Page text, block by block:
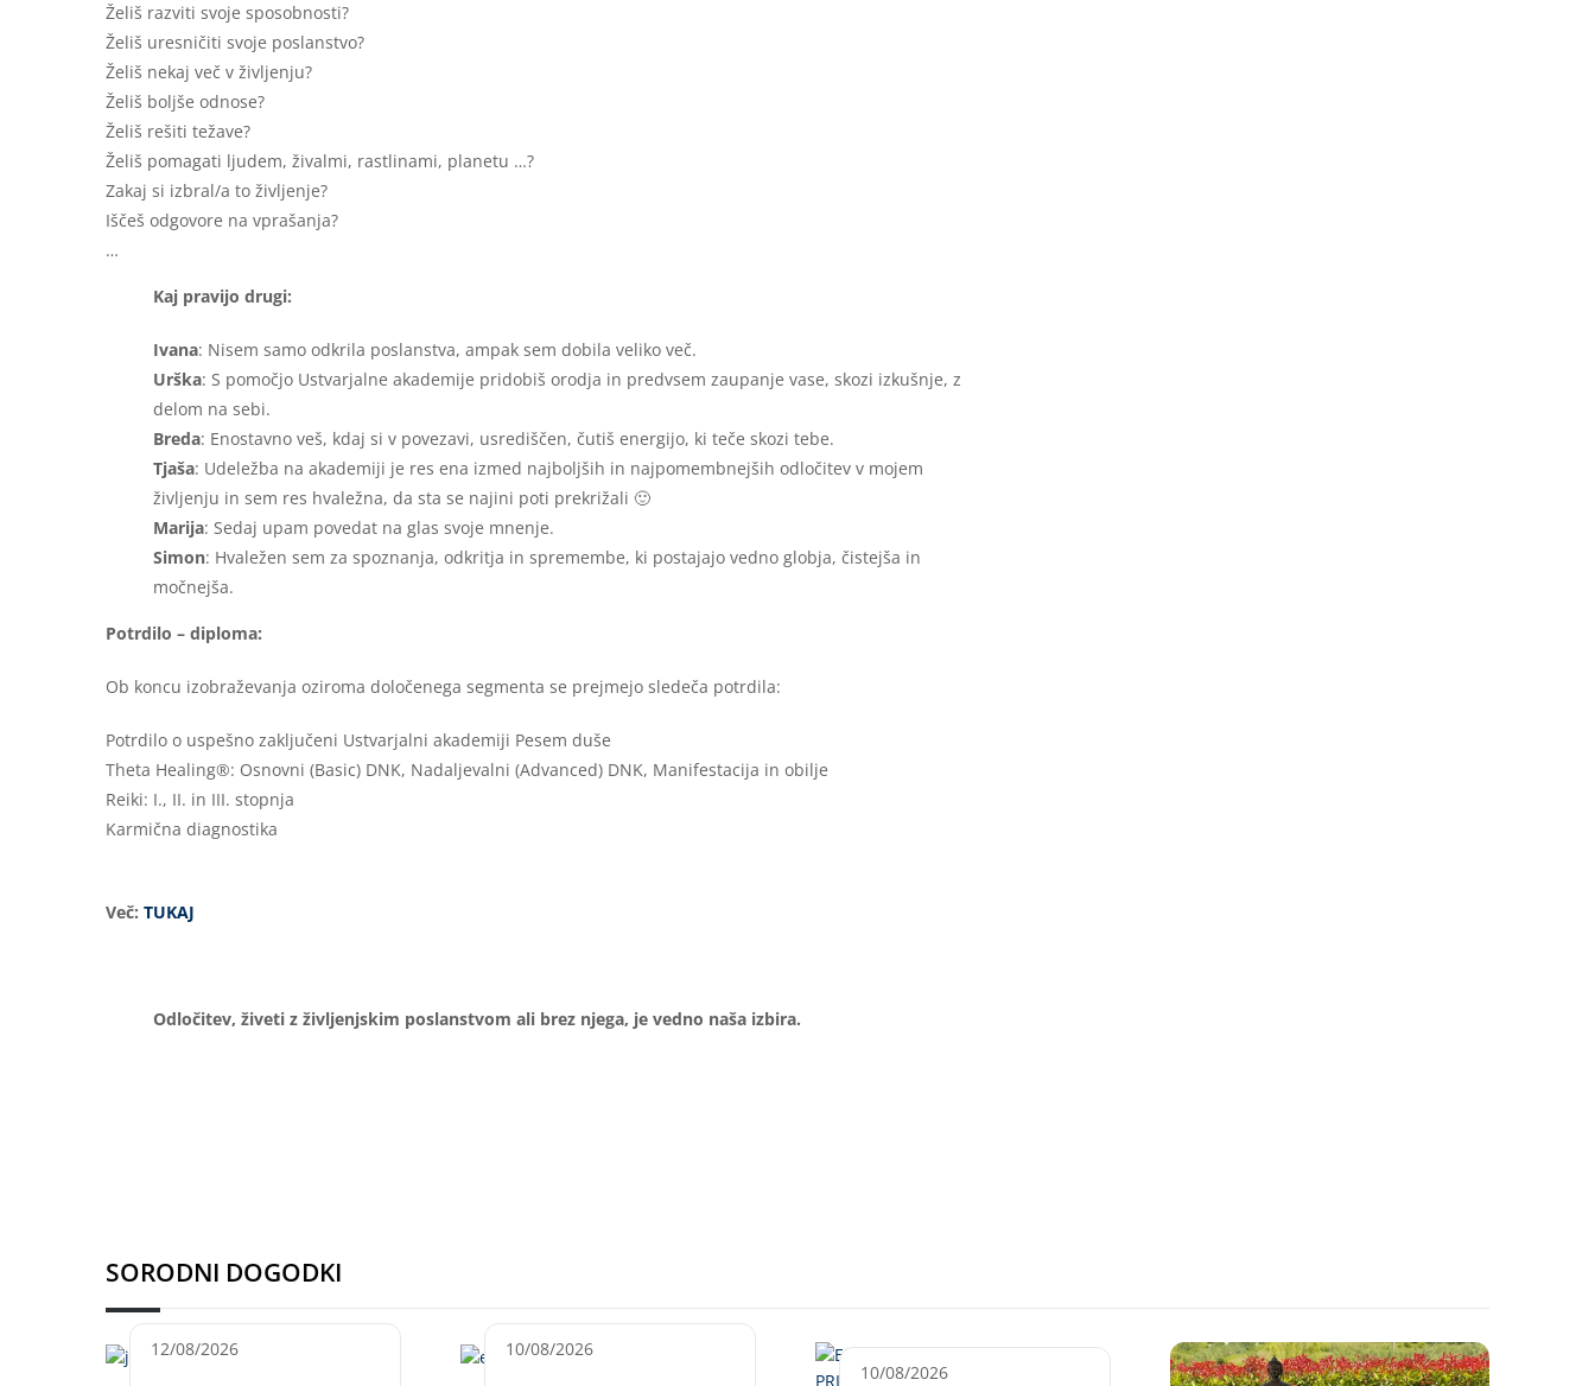
Želiš razviti svoje sposobnosti?
Želiš uresničiti svoje poslanstvo?
Želiš nekaj več v življenju?
Želiš boljše odnose?
Želiš rešiti težave?
Želiš pomagati ljudem, živalmi, rastlinami, planetu …?
Zakaj si izbral/a to življenje?
Iščeš odgovore na vprašanja?
…
Kaj pravijo drugi:
Ivana: Nisem samo odkrila poslanstva, ampak sem dobila veliko več.
Urška: S pomočjo Ustvarjalne akademije pridobiš orodja in predvsem zaupanje vase, skozi izkušnje, z
delom na sebi.
Breda: Enostavno veš, kdaj si v povezavi, usrediščen, čutiš energijo, ki teče skozi tebe.
Tjaša: Udeležba na akademiji je res ena izmed najboljših in najpomembnejših odločitev v mojem
življenju in sem res hvaležna, da sta se najini poti prekrižali 🙂
Marija: Sedaj upam povedat na glas svoje mnenje.
Simon: Hvaležen sem za spoznanja, odkritja in spremembe, ki postajajo vedno globja, čistejša in
močnejša.
Potrdilo – diploma:
Ob koncu izobraževanja oziroma določenega segmenta se prejmejo sledeča potrdila:
Potrdilo o uspešno zaključeni Ustvarjalni akademiji Pesem duše
Theta Healing®: Osnovni (Basic) DNK, Nadaljevalni (Advanced) DNK, Manifestacija in obilje
Reiki: I., II. in III. stopnja
Karmična diagnostika
Več: TUKAJ
Odločitev, živeti z življenjskim poslanstvom ali brez njega, je vedno naša izbira.
SORODNI DOGODKI
12/08/2026
10/08/2026
10/08/2026